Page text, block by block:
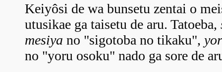
Keiyôsi de wa bunsetu zentai o
utusikae ga taisetu de aru. Tatoeba,
mesiya no "sigotoba no tikaku",
no "yoru osoku" nado ga sore de